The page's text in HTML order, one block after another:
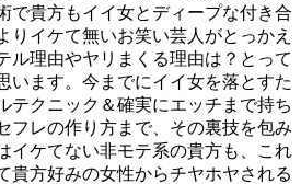
で貴方もイイ女とディープな付き合
りイケて無いお笑い芸人がとっかえ
ル理由やヤリまくる理由は？とって
います。今までにイイ女を落とすた
テクニック＆確実にエッチまで持ち
フレの作り方まで、その裏技を包み
イケてない非モテ系の貴方も、これ
貴方好みの女性からチヤホヤされる